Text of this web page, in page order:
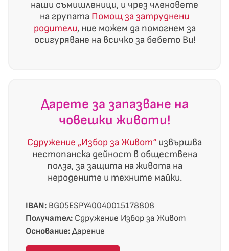
наши съмишленици, и чрез членовете
на групата Помощ за затруднени
родители, ние можем да помогнем за
осигуряване на всичко за бебето Ви!
Дарете за запазване на
човешки животи!
Сдружение „Избор за Живот“ извършва
нестопанска дейност в обществена
полза, за защита на живота на
неродените и техните майки.
IBAN: BG05ESPY40040015178808
Получател: Сдружение Избор за Живот
Основание:Дарение